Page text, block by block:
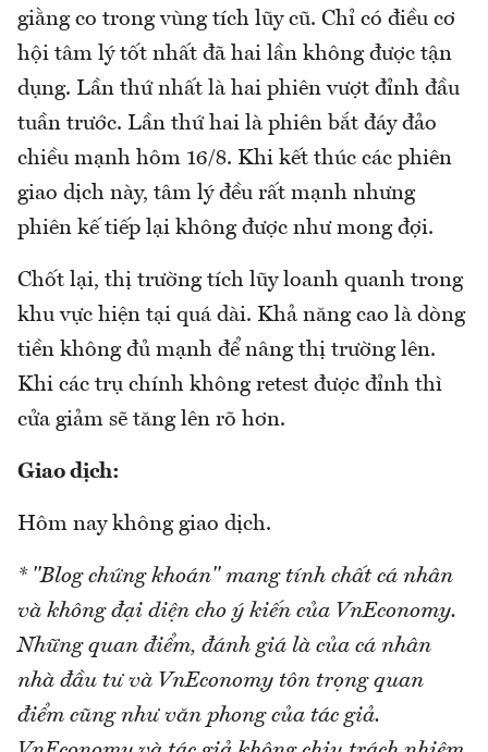
giằng co trong vùng tích lũy cũ. Chỉ có điều cơ
hội tâm lý tốt nhất đã hai lần không được tận
dụng. Lần thứ nhất là hai phiên vượt đỉnh đầu
tuần trước. Lần thứ hai là phiên bắt đáy đảo
chiều mạnh hôm 16/8. Khi kết thúc các phiên
giao dịch này, tâm lý đều rất mạnh nhưng
phiên kế tiếp lại không được như mong đợi.
Chốt lại, thị trường tích lũy loanh quanh trong
khu vực hiện tại quá dài. Khả năng cao là dòng
tiền không đủ mạnh để nâng thị trường lên.
Khi các trụ chính không retest được đỉnh thì
cửa giảm sẽ tăng lên rõ hơn.
Giao dịch:
Hôm nay không giao dịch.
* "Blog chứng khoán" mang tính chất cá nhân
và không đại diện cho ý kiến của VnEconomy.
Những quan điểm, đánh giá là của cá nhân
nhà đầu tư và VnEconomy tôn trọng quan
điểm cũng như văn phong của tác giả.